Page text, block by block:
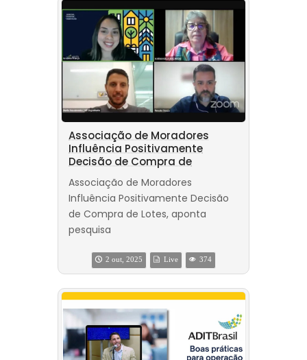
Associação de Moradores
Influência Positivamente
Decisão de Compra de
Associação de Moradores
Influência Positivamente Decisão
de Compra de Lotes, aponta
pesquisa
2 out, 2025 Live 374